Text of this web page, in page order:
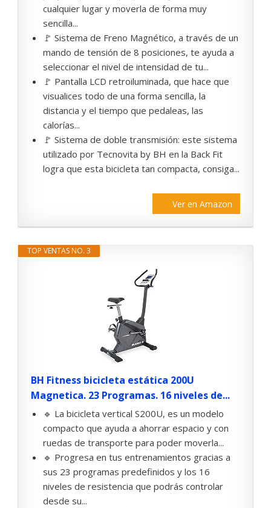
cualquier lugar y moverla de forma muy
sencilla...
🚩 Sistema de Freno Magnético, a través de un
mando de tensión de 8 posiciones, te ayuda a
seleccionar el nivel de intensidad de tu...
🚩 Pantalla LCD retroiluminada, que hace que
visualices todo de una forma sencilla, la
distancia y el tiempo que pedaleas, las
calorías...
🚩 Sistema de doble transmisión: este sistema
utilizado por Tecnovita by BH en la Back Fit
logra que esta bicicleta tan compacta, consiga...
Ver en Amazon
TOP VENTAS NO. 3
BH Fitness bicicleta estática 200U
Magnetica. 23 Programas. 16 niveles de...
🔹 La bicicleta vertical S200U, es un modelo
compacto que ayuda a ahorrar espacio y con
ruedas de transporte para poder moverla...
🔹 Progresa en tus entrenamientos gracias a
sus 23 programas predefinidos y los 16
niveles de resistencia que podrás controlar
desde su...